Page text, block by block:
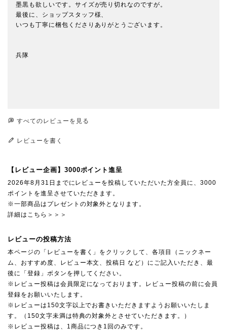
墨黒も欲しいです。サイズが売り切れなのですが。
最後に、ショップスタッフ様、
いつも丁寧に梱包くださりありがとうございます。
兵隊
すべてのレビューを見る
レビューを書く
【レビュー企画】3000ポイント進呈
2026年8月31日までにレビューを投稿していただいた方全員に、3000
ポイントを進呈させていただきます。
※一部商品はプレゼントの対象外となります。
詳細はこちら＞＞＞
レビューの投稿方法
本ページの「レビューを書く」をクリックして、各項目（ニックネー
ム、おすすめ度、レビュー本文、投稿日 など）にご記入いただき、最
後に「登録」ボタンを押してください。
※レビュー投稿は会員限定になっております。レビュー投稿の前に会員
登録をお願いいたします。
※レビューは150文字以上でお書きいただきますようお願いいたしま
す。（150文字未満は特典の対象外とさせていただきます。）
※レビュー投稿は、1商品につき1回のみです。